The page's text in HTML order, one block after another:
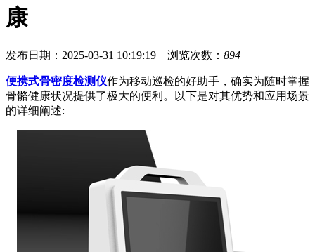
康
发布日期：2025-03-31 10:19:19 浏览次数： 894
便携式骨密度检测仪作为移动巡检的好助手，确实为随时掌握
骨骼健康状况提供了极大的便利。以下是对其优势和应用场景
的详细阐述: